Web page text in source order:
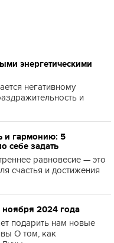
энергетическими
негативному
и
и гармонию: 5
себе задать
равновесие — это
счастья и достижения
2024 года
подарить нам новые
О том, как